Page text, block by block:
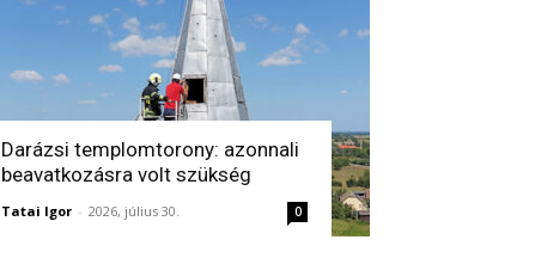
Darázsi templomtorony: azonnali
beavatkozásra volt szükség
Tatai Igor - 2026, július 30. 0